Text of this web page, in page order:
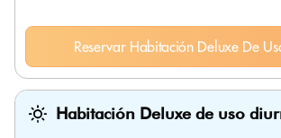
Reservar Habitación Deluxe De
Habitación Deluxe de uso